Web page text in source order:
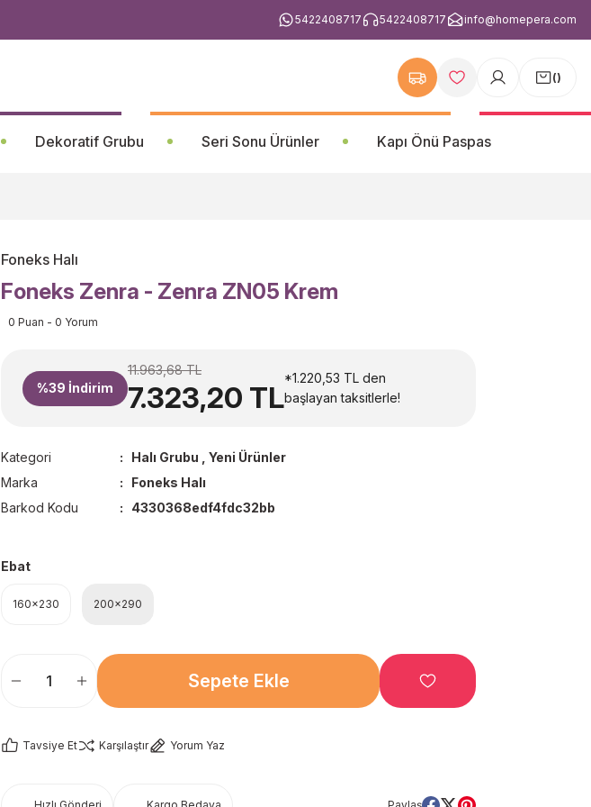
5422408717 5422408717 info@homepera.com
()
Dekoratif Grubu Seri Sonu Ürünler Kapı Önü Paspas
Foneks Halı
Foneks Zenra - Zenra ZN05 Krem
0 Puan - 0 Yorum
%39 İndirim
11.963,68 TL
7.323,20 TL
*1.220,53 TL den
başlayan taksitlerle!
Kategori Halı Grubu
Yeni Ürünler
Marka
Foneks Halı
Barkod Kodu
4330368edf4fdc32bb
Ebat
160x230 200x290
Sepete Ekle
Tavsiye Et Karşılaştır Yorum Yaz